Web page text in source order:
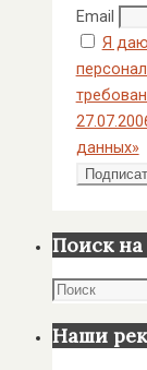
Email
Я даю
данных»
Поиск на
Поиск
Наши